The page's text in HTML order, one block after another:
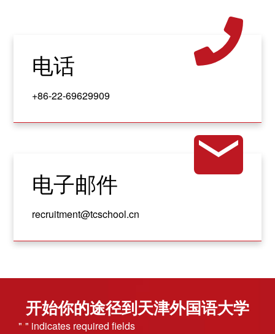
电话
+86-22-69629909
电子邮件
recruitment@tcschool.cn
开始你的途径到天津外国语大学
" " indicates required fields